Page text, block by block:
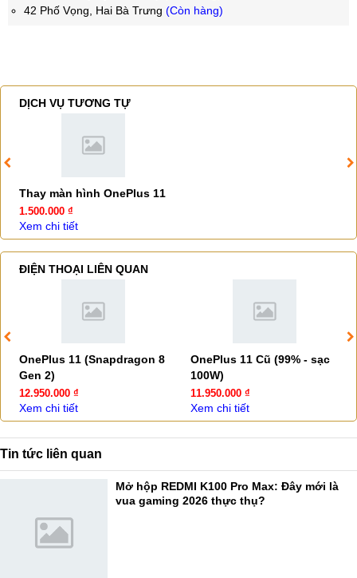
42 Phố Vọng, Hai Bà Trưng (Còn hàng)
DỊCH VỤ TƯƠNG TỰ
Thay màn hình OnePlus 11
1.500.000 ₫
Xem chi tiết
ĐIỆN THOẠI LIÊN QUAN
OnePlus 11 (Snapdragon 8
Gen 2)
12.950.000 ₫
Xem chi tiết
OnePlus 11 Cũ (99% - sạc
100W)
11.950.000 ₫
Xem chi tiết
Tin tức liên quan
Mở hộp REDMI K100 Pro Max: Đây mới là
vua gaming 2026 thực thụ?